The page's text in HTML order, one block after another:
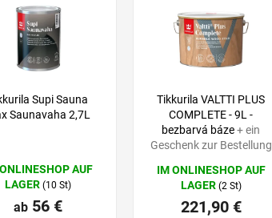
Supi Sauna
Saunavaha 2,7L
AUF
LAGER(10 St)
ab 56 €
Tikkurila VALTTI PLUS
COMPLETE - 9L -
bezbarvá báze+ ein
Geschenk zur Bestellung
IM ONLINESHOP AUF
LAGER (2 St)
221,90 €